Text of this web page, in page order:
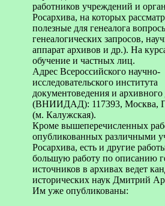
работников учреждений и
Росархива, на которых
полезные для генеалога
генеалогических запросов,
аппарат архивов и др.). На
обучение и частных лиц.
Адрес Всероссийского научно-
исследовательского института
документоведения и архивного
(ВНИИДАД): 117393, Москва,
(м. Калужская).
Кроме вышеперечисленных
опубликованных различными
Росархива, есть и другие
большую работу по описанию
источников в архивах ведет
исторических наук Дмитрий
Им уже опубликованы: